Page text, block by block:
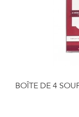
BOÎTE DE 4